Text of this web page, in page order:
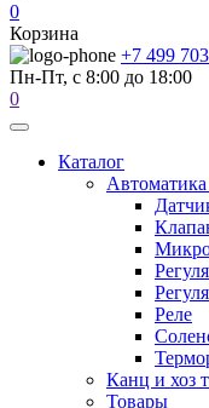
0
Корзина
+7 499
Пн-Пт, с 8:00 до 18:00
0
Каталог
Реле
Канц и хоз
Товары